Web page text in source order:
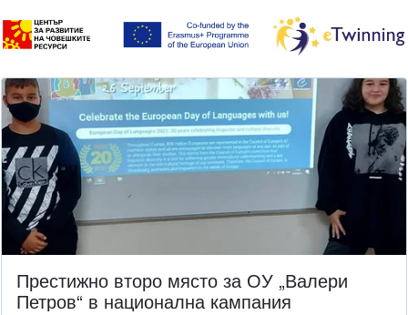
Престижно второ място за ОУ „Валери
Петров“ в национална кампания